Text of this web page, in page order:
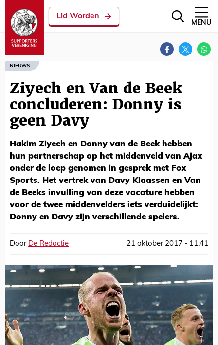
Lid Worden
MENU
NIEUWS
Ziyech en Van de Beek
concluderen: Donny is
geen Davy
Hakim Ziyech en Donny van de Beek hebben
hun partnerschap op het middenveld van Ajax
onder de loep genomen in gesprek met Fox
Sports. Het vertrek van Davy Klaassen en Van
de Beeks invulling van deze vacature hebben
voor de twee middenvelders iets verduidelijkt:
Donny en Davy zijn verschillende spelers.
Door De Redactie 21 oktober 2017 - 11:41